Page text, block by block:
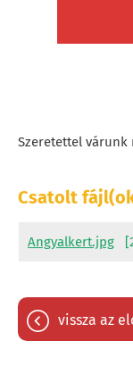
Szeretettel várunk
Csatolt
Angyalkert.jpg
vissza az